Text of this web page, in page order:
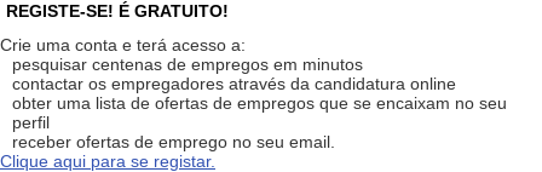
REGISTE-SE! É GRATUITO!
Crie uma conta e terá acesso a:
pesquisar centenas de empregos em minutos
contactar os empregadores através da candidatura online
obter uma lista de ofertas de empregos que se encaixam no seu
perfil
receber ofertas de emprego no seu email.
Clique aqui para se registar.